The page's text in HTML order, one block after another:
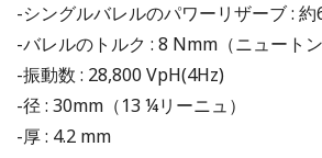
-シングルバレルのパワーリザーブ : 約
-バレルのトルク : 8 Nmm（ニュート
-振動数 : 28,800 VpH(4Hz)
-径 : 30mm（13 ¼リーニュ）
-厚 : 4.2 mm